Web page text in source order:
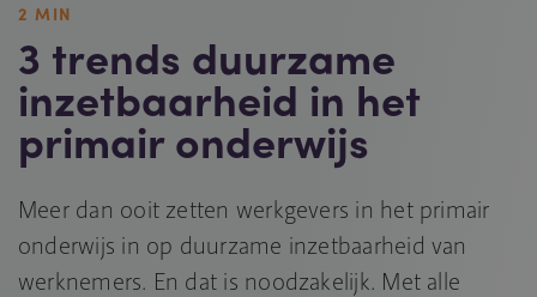
2 MIN
3 trends duurzame
inzetbaarheid in het
primair onderwijs
Meer dan ooit zetten werkgevers in het primair
onderwijs in op duurzame inzetbaarheid van
werknemers. En dat is noodzakelijk. Met alle